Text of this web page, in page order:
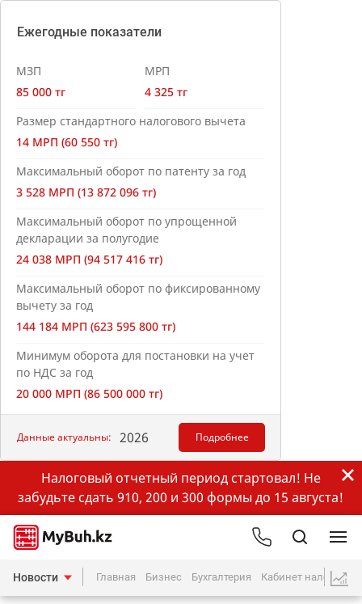
Ежегодные показатели
МЗП
85 000 тг
МРП
4 325 тг
Размер стандартного налогового вычета
14 МРП (60 550 тг)
Максимальный оборот по патенту за год
3 528 МРП (13 872 096 тг)
Максимальный оборот по упрощенной
декларации за полугодие
24 038 МРП (94 517 416 тг)
Максимальный оборот по фиксированному
вычету за год
144 184 МРП (623 595 800 тг)
Минимум оборота для постановки на учет
по НДС за год
20 000 МРП (86 500 000 тг)
Данные актуальны: 2026 Подробнее
Налоговый отчетный период стартовал! Не
забудьте сдать 910, 200 и 300 формы до 15 августа!
Новости Главная Бизнес Бухгалтерия Кабинет